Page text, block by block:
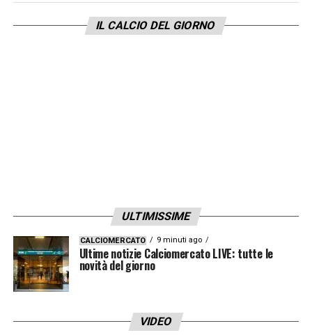
Coll. Preparatore Atletico: Andrea Pertusio
Prep.Portieri: Claudio Filippi
Coll. Prep. Portieri: Tommaso Orsini
Resp. Match Analysis
Coll. Match Analysis: Domenico Vernamonte
IL CALCIO DEL GIORNO
ULTIMISSIME
CALCIOMERCATO 9 minuti ago
Ultime notizie Calciomercato LIVE: tutte le
novità del giorno
VIDEO